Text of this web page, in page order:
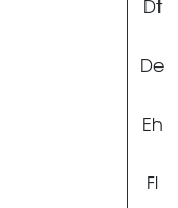
De
Eh
Fl